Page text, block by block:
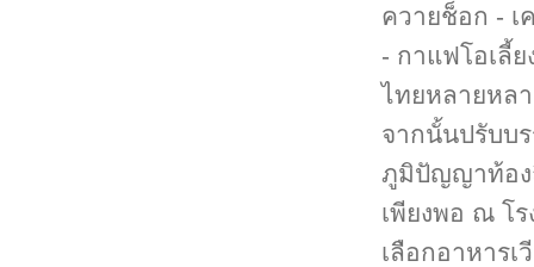
ควายช็อก - เ
- กาแฟโอเลี้
ไทยหลายหล
จากนั้นปรับบร
ภูมิปัญญาท้อง
เพียงพอ ณ โ
เลือกอาหาร